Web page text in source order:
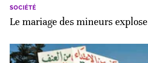
SOCIÉTÉ
Le mariage des mineurs explose